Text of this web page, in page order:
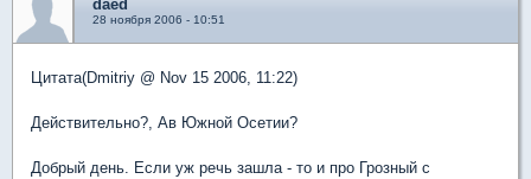
daed
28 ноября 2006 - 10:51
Цитата(Dmitriy @ Nov 15 2006, 11:22)
Действительно?, Ав Южной Осетии?
Добрый день. Если уж речь зашла - то и про Грозный с